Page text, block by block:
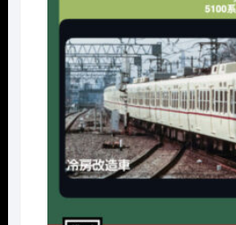
¥3,190
で
し
た。
は
¥2,233
で
す。